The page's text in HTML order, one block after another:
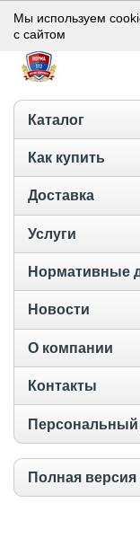
Каталог
Как купить
Доставка
Услуги
Нормативные
Новости
О компании
Контакты
Персональный
Полная версия
Мы используем
с сайтом